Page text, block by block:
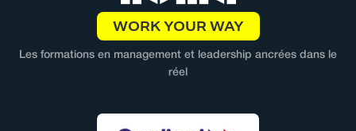
WORK YOUR WAY
Les formations en management et leadership ancrées dans le
réel